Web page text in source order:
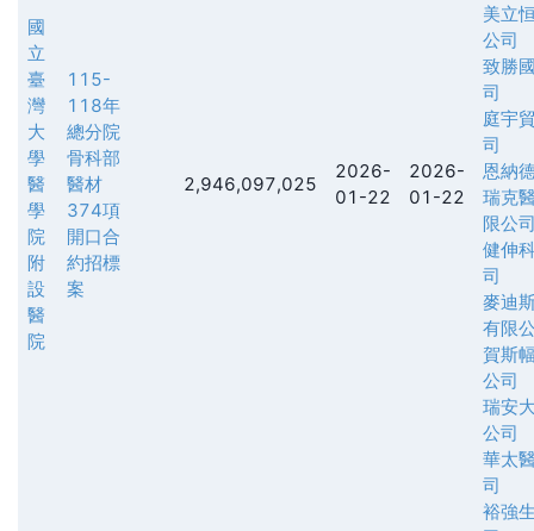
國
立
臺
灣
大
學
醫
學
院
附
設
醫
院
115-
118年
總分院
骨科部
醫材
374項
開口合
約招標
案
2,946,097,025
2026-
01-22
2026-
01-22
美立
公司
致勝
司
庭宇
司
恩納
瑞克
限公
健伸
司
麥迪
有限
賀斯
公司
瑞安
公司
華太
司
裕強